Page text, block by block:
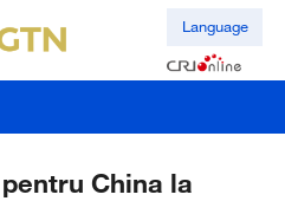
Language
China la